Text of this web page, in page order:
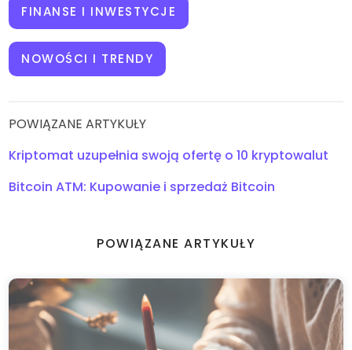
FINANSE I INWESTYCJE
NOWOŚCI I TRENDY
POWIĄZANE ARTYKUŁY
Kriptomat uzupełnia swoją ofertę o 10 kryptowalut
Bitcoin ATM: Kupowanie i sprzedaż Bitcoin
POWIĄZANE ARTYKUŁY